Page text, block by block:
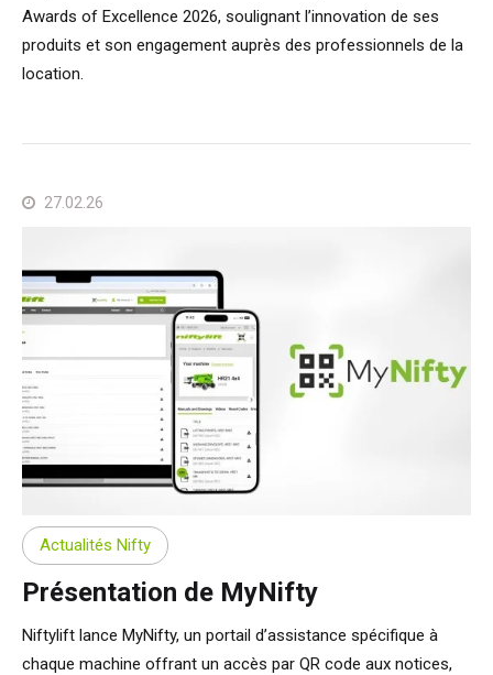
Awards of Excellence 2026, soulignant l’innovation de ses
produits et son engagement auprès des professionnels de la
location.
27.02.26
Actualités Nifty
Présentation de MyNifty
Niftylift lance MyNifty, un portail d’assistance spécifique à
chaque machine offrant un accès par QR code aux notices,